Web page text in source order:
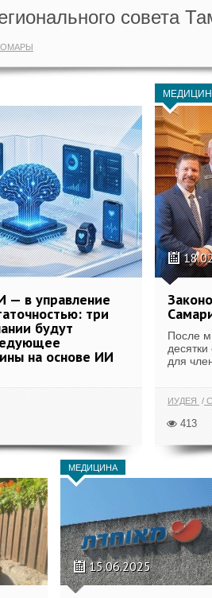
совета
— в управление
три
будут
на основе ИИ
После
для
ИУДЕЯ
413
МЕДИЦИНА
15.06.2025